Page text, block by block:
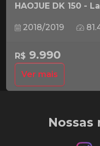
HAOJUE DK 150 -
2018/2019
R$ 9.990
Ver mais
Nossas